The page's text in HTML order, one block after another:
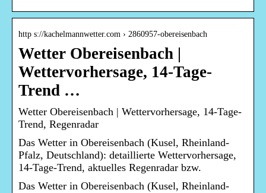
http s://kachelmannwetter.com › 2860957-obereisenbach
Wetter Obereisenbach |
Wettervorhersage, 14-Tage-
Trend …
Wetter Obereisenbach | Wettervorhersage, 14-Tage-
Trend, Regenradar
Das Wetter in Obereisenbach (Kusel, Rheinland-
Pfalz, Deutschland): detaillierte Wettervorhersage,
14-Tage-Trend, aktuelles Regenradar bzw.
Das Wetter in Obereisenbach (Kusel, Rheinland-